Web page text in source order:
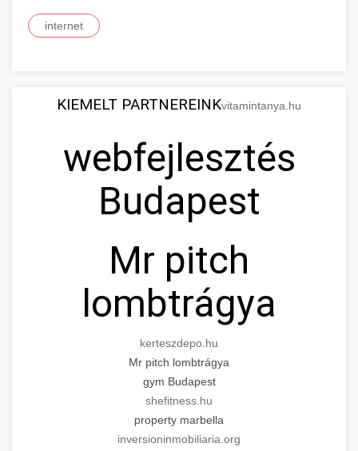
internet
KIEMELT PARTNEREINKvitamintanya.hu
webfejlesztés
Budapest
Mr pitch
lombtrágya
kerteszdepo.hu
Mr pitch lombtrágya
gym Budapest
shefitness.hu
property marbella
inversioninmobiliaria.org